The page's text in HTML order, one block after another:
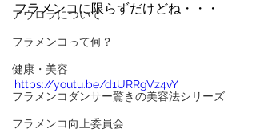
アウロラについて
フラメンコって何？
健康・美容
フラメンコダンサー驚きの美容法シリーズ
フラメンコ向上委員会
フラメンコに限らずだけどね・・・
https://youtu.be/d1URRgVz4vY